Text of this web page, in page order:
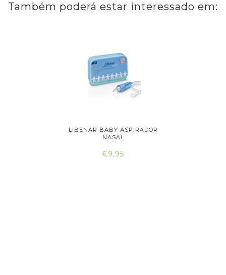
Também poderá estar interessado em:
LIBENAR BABY ASPIRADOR
NASAL
€9,95